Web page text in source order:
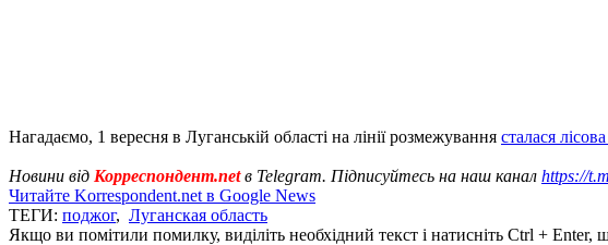
Нагадаємо, 1 вересня в Луганській області на лінії розмежування сталася
Новини від Корреспондент.netв Telegram. Підписуйтесь на наш канал https://
Читайте Korrespondent.net в Google News
ТЕГИ: поджог, Луганская область
Якщо ви помітили помилку, виділіть необхідний текст і натисніть Ctrl +